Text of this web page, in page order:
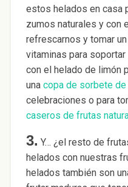
estos helados en casa
zumos naturales y con
refrescarnos y tomar
vitaminas para
con el helado de limón
una copa de sorbete
celebraciones o para
caseros de frutas
3. Y… ¿el resto de
helados con nuestras
helados también son